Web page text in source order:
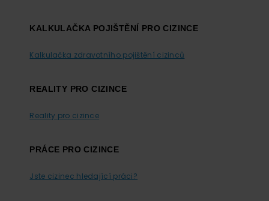
KALKULAČKA POJIŠTĚNÍ PRO CIZINCE
Kalkulačka zdravotního pojištění cizinců
REALITY PRO CIZINCE
Reality pro cizince
PRÁCE PRO CIZINCE
Jste cizinec hledající práci?